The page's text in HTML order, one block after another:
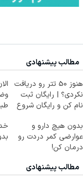
مطالب پیشنهادی
هنوز 50 تتر رو دریافت
نکردی؟ | رایگان ثبت
نام کن و رایگان شروع
بدون هیچ دارو و
عوارضی کمر دردت رو
درمان کن!
مطالب پیشنهادی